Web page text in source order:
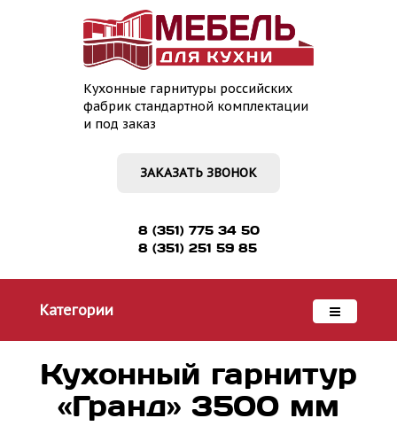
Кухонные гарнитуры российских
фабрик стандартной комплектации
и под заказ
ЗАКАЗАТЬ ЗВОНОК
8 (351) 775 34 50
8 (351) 251 59 85
Категории
Кухонный гарнитур
«Гранд» 3500 мм